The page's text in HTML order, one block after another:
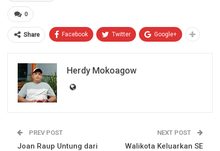
0
Share Facebook Twitter Google+
Herdy Mokoagow
PREV POST
Joan Raup Untung dari
NEXT POST
Walikota Keluarkan SE